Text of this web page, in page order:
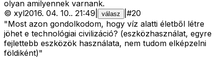
olyan amilyennek varnank.
© xyl2016. 04. 10.. 21:49 válasz #20
"Most azon gondolkodom, hogy víz alatti életből létre
jöhet e technológiai civilizáció? (eszközhasználat, egyre
fejlettebb eszközök használata, nem tudom elképzelni
földiként)"